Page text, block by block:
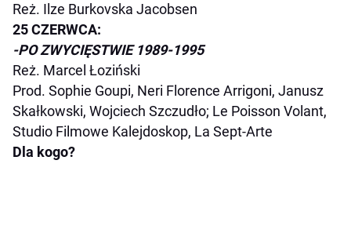
Reż. Ilze Burkovska Jacobsen
25 CZERWCA:
-PO ZWYCIĘSTWIE 1989-1995
Reż. Marcel Łoziński
Prod. Sophie Goupi, Neri Florence Arrigoni, Janusz
Skałkowski, Wojciech Szczudło; Le Poisson Volant,
Studio Filmowe Kalejdoskop, La Sept-Arte
Dla kogo?